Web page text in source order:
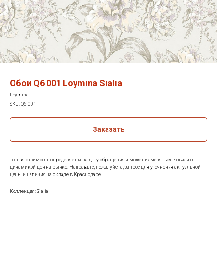
Обои Q6 001 Loymina Sialia
Loymina
SKU:Q6 001
Заказать
Точная стоимость определяется на дату обращения и может изменяться в связи с
динамикой цен на рынке. Направьте, пожалуйста, запрос для уточнения актуальной
цены и наличия на складе в Краснодаре.
Коллекция: Sialia